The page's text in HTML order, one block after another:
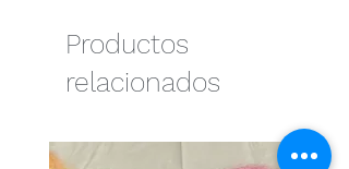
Productos
relacionados